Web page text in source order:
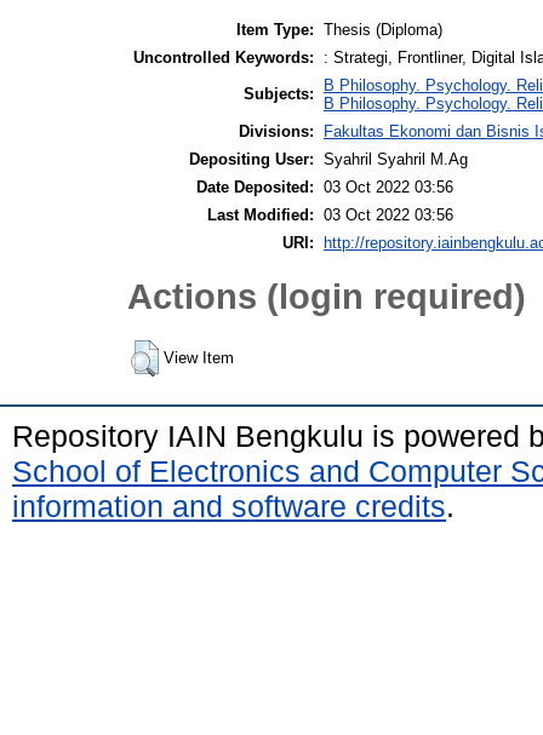
Item Type: Thesis (Diploma)
Uncontrolled Keywords:
: Strategi, Frontliner, Digital
Subjects:
B Philosophy. Psychology.
B Philosophy. Psychology.
Divisions:
Fakultas Ekonomi dan Bisnis
Depositing User: Syahril Syahril M.Ag
Date Deposited: 03 Oct 2022 03:56
Last Modified: 03 Oct 2022 03:56
URI:
http://
Actions (login required)
View Item
Repository IAIN Bengkulu is powered
School of Electronics and Computer
information and software credits.